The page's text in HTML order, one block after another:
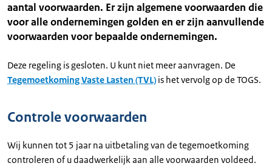
aantal voorwaarden. Er zijn algemene voorwaarden die
voor alle ondernemingen golden en er zijn aanvullende
voorwaarden voor bepaalde ondernemingen.
Deze regeling is gesloten. U kunt niet meer aanvragen. De
Tegemoetkoming Vaste Lasten (TVL) is het vervolg op de TOGS.
Controle voorwaarden
Wij kunnen tot 5 jaar na uitbetaling van de tegemoetkoming
controleren of u daadwerkelijk aan alle voorwaarden voldeed.